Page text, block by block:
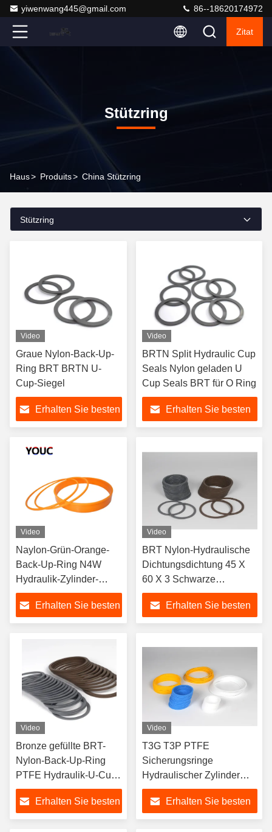
yiwenwang445@gmail.com 86--18620174972
Zitat
Stützring
Haus> Produits> China Stützring
Stützring
Video
Graue Nylon-Back-Up-
Ring BRT BRTN U-
Cup-Siegel
Erhalten Sie besten
Video
BRTN Split Hydraulic Cup
Seals Nylon geladen U
Cup Seals BRT für O Ring
Erhalten Sie besten
Video
Naylon-Grün-Orange-
Back-Up-Ring N4W
Hydraulik-Zylinder-
Siegelkits
Erhalten Sie besten
Video
BRT Nylon-Hydraulische
Dichtungsdichtung 45 X
60 X 3 Schwarze
Hydraulische
Gummidichtung
Erhalten Sie besten
Video
Bronze gefüllte BRT-
Nylon-Back-Up-Ring
PTFE Hydraulik-U-Cup-
Dichtungen
Erhalten Sie besten
Video
T3G T3P PTFE
Sicherungsringe
Hydraulischer Zylinder
Sicherungsring BRT
Dichtungen 500F Grad
Erhalten Sie besten